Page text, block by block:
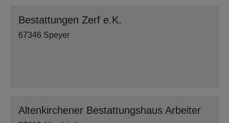
Bestattungen Zerf e.K.
67346 Speyer
Altenkirchener Bestattungshaus Arbeiter